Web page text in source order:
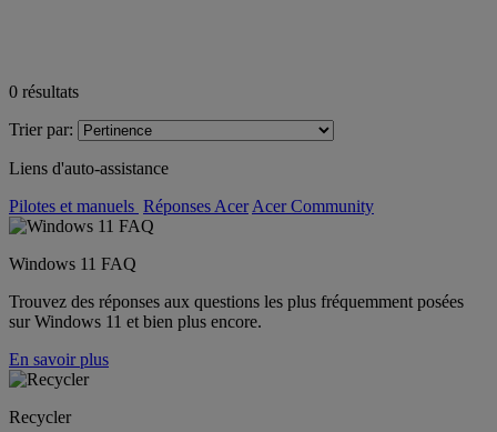
0 résultats
Trier par:
Liens d'auto-assistance
Pilotes et manuels Réponses Acer Acer Community
Windows 11 FAQ
Trouvez des réponses aux questions les plus fréquemment posées
sur Windows 11 et bien plus encore.
En savoir plus
Recycler